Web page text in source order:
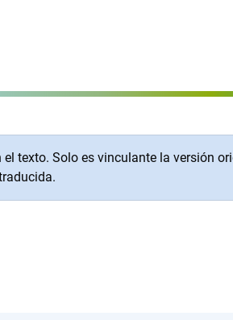
texto. Solo es vinculante la versión